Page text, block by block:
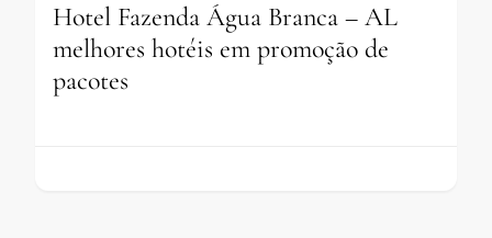
Hotel Fazenda Água Branca – AL
melhores hotéis em promoção de
pacotes